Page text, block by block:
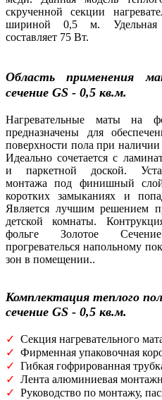
скрученной секции
шириной 0,5 м. Удельная
составляет 75 Вт.
Область применения
сечение GS - 0,5 кв.м.
Нагревательные маты на
предназначены для
поверхности пола при
Идеально сочетается с
и паркетной доской.
монтажа под финишный
коротких замыканиях и
Является лучшим решением
детской комнаты.
фольге Золотое
прогревателься напольному
зон в помещении..
Комплектация теплого
сечение GS - 0,5 кв.м.
✓ Секция нагревательного
✓ Фирменная упаковочная
✓ Гибкая гофрированная
✓ Лента алюминиевая
✓ Руководство по монтажу,